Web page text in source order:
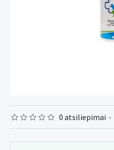
0 atsiliepimai -